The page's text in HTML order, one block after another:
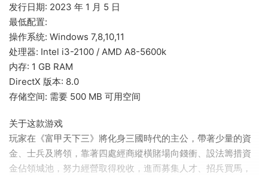
发行日期: 2023 年 1 月 5 日
最低配置:
操作系统: Windows 7,8,10,11
处理器: Intel i3-2100 / AMD A8-5600k
内存: 1 GB RAM
DirectX 版本: 8.0
存储空间: 需要 500 MB 可用空间
关于这款游戏
玩家在《富甲天下三》將化身三國時代的主公，帶著少量的資
金、士兵及將領，靠著四處經商縱橫賭場向錢衝、設法籌措資
金佔領城池，努力經營取得稅收，進而募集人才、招兵買馬，